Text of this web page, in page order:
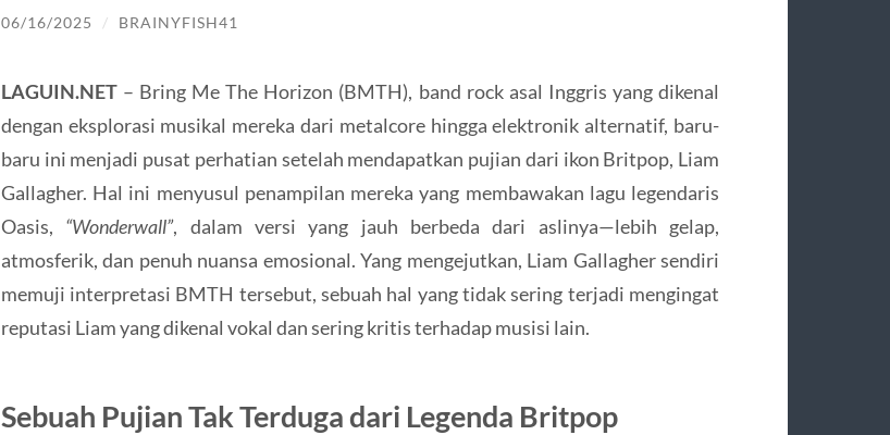
06/16/2025 / BRAINYFISH41
LAGUIN.NET– Bring Me The Horizon (BMTH), band rock asal Inggris yang dikenal
dengan eksplorasi musikal mereka dari metalcore hingga elektronik alternatif, baru-
baru ini menjadi pusat perhatian setelah mendapatkan pujian dari ikon Britpop, Liam
Gallagher. Hal ini menyusul penampilan mereka yang membawakan lagu legendaris
Oasis, “Wonderwall”, dalam versi yang jauh berbeda dari aslinya—lebih gelap,
atmosferik, dan penuh nuansa emosional. Yang mengejutkan, Liam Gallagher sendiri
memuji interpretasi BMTH tersebut, sebuah hal yang tidak sering terjadi mengingat
reputasi Liam yang dikenal vokal dan sering kritis terhadap musisi lain.
Sebuah Pujian Tak Terduga dari Legenda Britpop